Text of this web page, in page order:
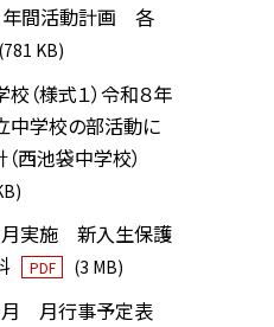
間活動計画 各
(781 KB)
（様式１）令和８年
学校の部活動に
西池袋中学校）
月実施 新入生保護
PDF (3 MB)
月 月行事予定表